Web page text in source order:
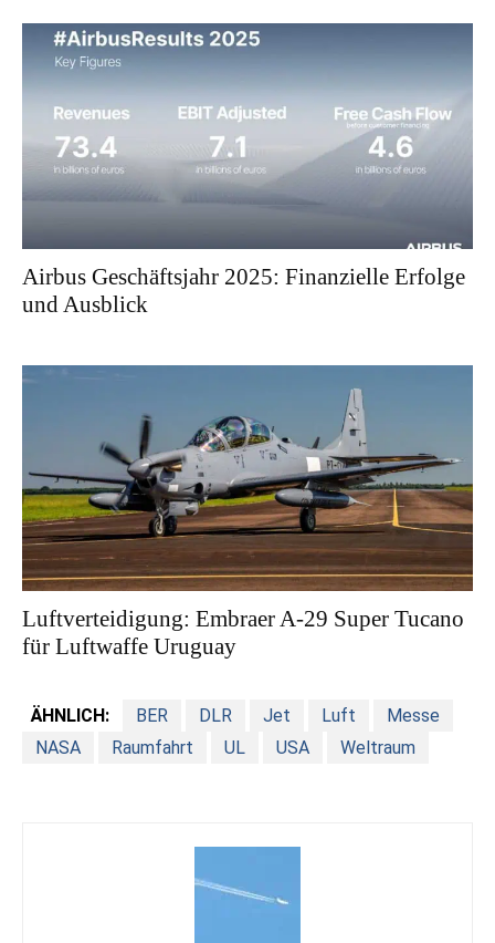
Airbus Geschäftsjahr 2025: Finanzielle Erfolge
und Ausblick
Luftverteidigung: Embraer A-29 Super Tucano
für Luftwaffe Uruguay
ÄHNLICH: BER DLR Jet Luft
Messe
NASA
Raumfahrt UL USA Weltraum